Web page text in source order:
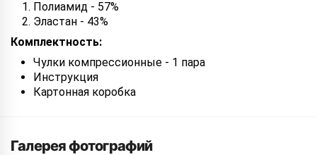
Полиамид - 57%
Эластан - 43%
Комплектность:
Чулки компрессионные - 1 пара
Инструкция
Картонная коробка
Галерея фотографий